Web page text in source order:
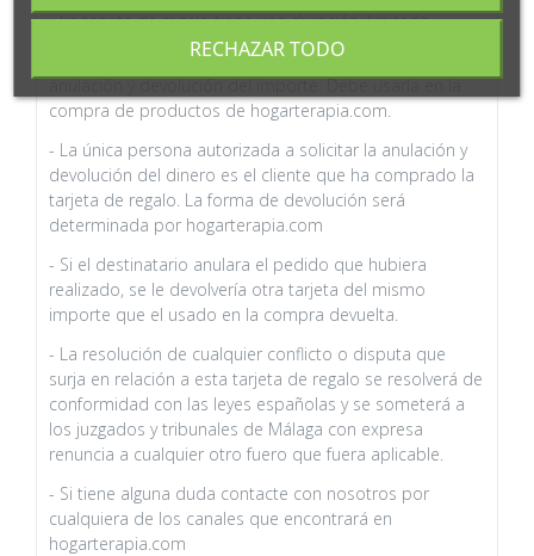
- La tarjeta de regalo tiene una duración ilimitada.
- El destinatario de la misma no podrá solicitar su
anulación y devolución del importe. Debe usarla en la
compra de productos de hogarterapia.com.
- La única persona autorizada a solicitar la anulación y
devolución del dinero es el cliente que ha comprado la
tarjeta de regalo. La forma de devolución será
determinada por hogarterapia.com
- Si el destinatario anulara el pedido que hubiera
realizado, se le devolvería otra tarjeta del mismo
importe que el usado en la compra devuelta.
- La resolución de cualquier conflicto o disputa que
surja en relación a esta tarjeta de regalo se resolverá de
conformidad con las leyes españolas y se someterá a
los juzgados y tribunales de Málaga con expresa
renuncia a cualquier otro fuero que fuera aplicable.
- Si tiene alguna duda contacte con nosotros por
cualquiera de los canales que encontrará en
hogarterapia.com
RECHAZAR TODO